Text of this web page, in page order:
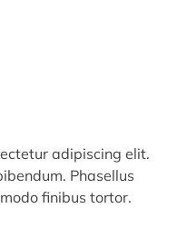
adipiscing elit.
Phasellus
finibus tortor.